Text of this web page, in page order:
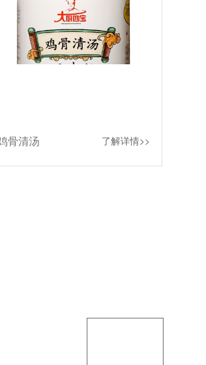
骨清汤 了解详情>>